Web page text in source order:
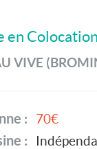
en Colocation
VIVE
: 70€
: